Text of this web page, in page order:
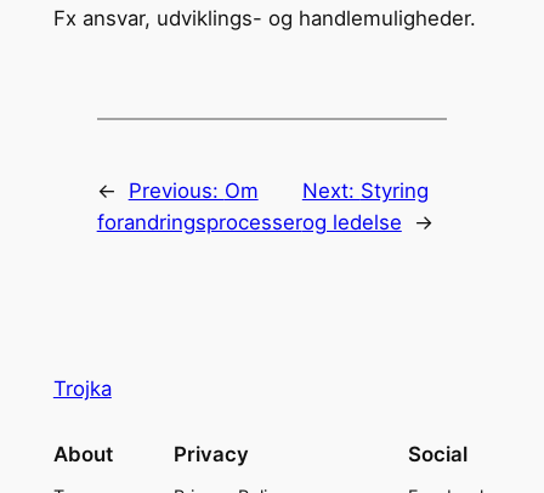
Fx ansvar, udviklings- og handlemuligheder.
← Previous: Om
forandringsprocesser
Next: Styring
og ledelse
→
Trojka
About Privacy Social